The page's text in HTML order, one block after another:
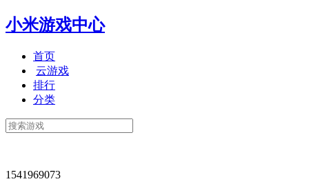
小米游戏中心
首页
云游戏
排行
分类
1541969073